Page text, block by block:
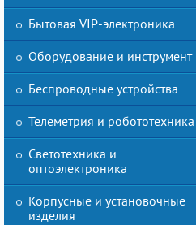
Бытовая VIP-электроника
Оборудование и инструмент
Беспроводные устройства
Телеметрия и робототехника
Светотехника и
оптоэлектроника
Корпусные и установочные
изделия